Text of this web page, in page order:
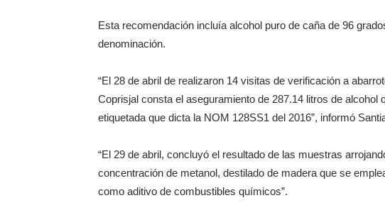
Esta recomendación incluía alcohol puro de caña de 96
denominación.
“El 28 de abril de realizaron 14 visitas de verificación a
Coprisjal consta el aseguramiento de 287.14 litros de
etiquetada que dicta la NOM 128SS1 del 2016”, informó
“El 29 de abril, concluyó el resultado de las muestras
concentración de metanol, destilado de madera que se
como aditivo de combustibles químicos”.